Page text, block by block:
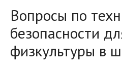
Вопросы по
безопасности
физкультуры в